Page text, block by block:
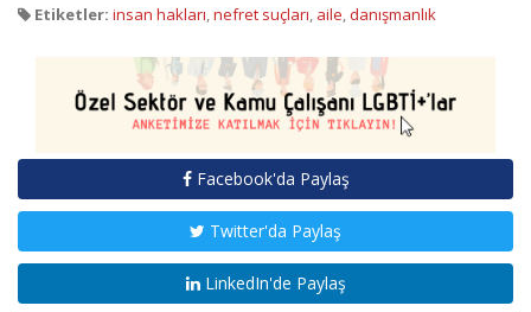
Etiketler: insan hakları,nefret suçları, aile,danışmanlık
Facebook'da Paylaş
Twitter'da Paylaş
LinkedIn'de Paylaş